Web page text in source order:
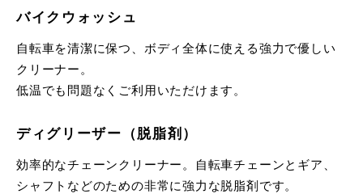
バイクウォッシュ
自転車を清潔に保つ、ボディ全体に使える強力で優しい
クリーナー。
低温でも問題なくご利用いただけます。
ディグリーザー（脱脂剤）
効率的なチェーンクリーナー。自転車チェーンとギア、
シャフトなどのための非常に強力な脱脂剤です。